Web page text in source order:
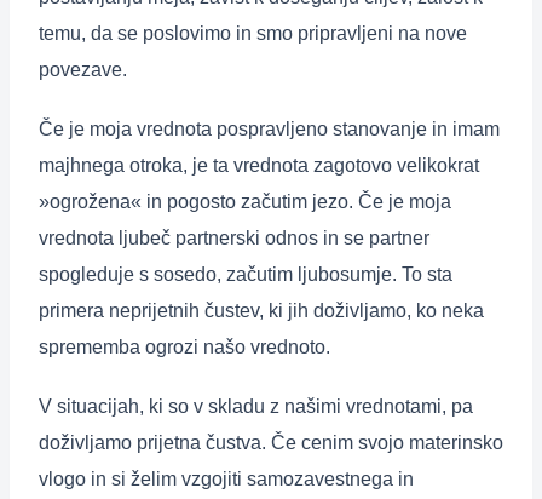
temu, da se poslovimo in smo pripravljeni na nove
povezave.
Če je moja vrednota pospravljeno stanovanje in imam
majhnega otroka, je ta vrednota zagotovo velikokrat
»ogrožena« in pogosto začutim jezo. Če je moja
vrednota ljubeč partnerski odnos in se partner
spogleduje s sosedo, začutim ljubosumje. To sta
primera neprijetnih čustev, ki jih doživljamo, ko neka
sprememba ogrozi našo vrednoto.
V situacijah, ki so v skladu z našimi vrednotami, pa
doživljamo prijetna čustva. Če cenim svojo materinsko
vlogo in si želim vzgojiti samozavestnega in